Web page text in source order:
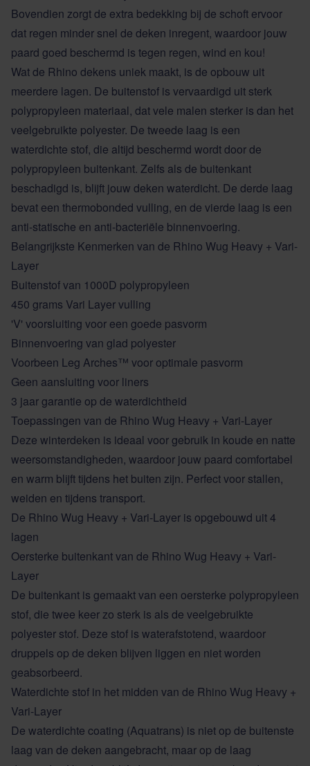
Bovendien zorgt de extra bedekking bij de schoft ervoor
dat regen minder snel de deken inregent, waardoor jouw
paard goed beschermd is tegen regen, wind en kou!
Wat de Rhino dekens uniek maakt, is de opbouw uit
meerdere lagen. De buitenstof is vervaardigd uit sterk
polypropyleen materiaal, dat vele malen sterker is dan het
veelgebruikte polyester. De tweede laag is een
waterdichte stof, die altijd beschermd wordt door de
polypropyleen buitenkant. Zelfs als de buitenkant
beschadigd is, blijft jouw deken waterdicht. De derde laag
bevat een thermobonded vulling, en de vierde laag is een
anti-statische en anti-bacteriële binnenvoering.
Belangrijkste Kenmerken van de Rhino Wug Heavy + Vari-
Layer
Buitenstof van 1000D polypropyleen
450 grams Vari Layer vulling
'V' voorsluiting voor een goede pasvorm
Binnenvoering van glad polyester
Voorbeen Leg Arches™ voor optimale pasvorm
Geen aansluiting voor liners
3 jaar garantie op de waterdichtheid
Toepassingen van de Rhino Wug Heavy + Vari-Layer
Deze winterdeken is ideaal voor gebruik in koude en natte
weersomstandigheden, waardoor jouw paard comfortabel
en warm blijft tijdens het buiten zijn. Perfect voor stallen,
weiden en tijdens transport.
De Rhino Wug Heavy + Vari-Layer is opgebouwd uit 4
lagen
Oersterke buitenkant van de Rhino Wug Heavy + Vari-
Layer
De buitenkant is gemaakt van een oersterke polypropyleen
stof, die twee keer zo sterk is als de veelgebruikte
polyester stof. Deze stof is waterafstotend, waardoor
druppels op de deken blijven liggen en niet worden
geabsorbeerd.
Waterdichte stof in het midden van de Rhino Wug Heavy +
Vari-Layer
De waterdichte coating (Aquatrans) is niet op de buitenste
laag van de deken aangebracht, maar op de laag